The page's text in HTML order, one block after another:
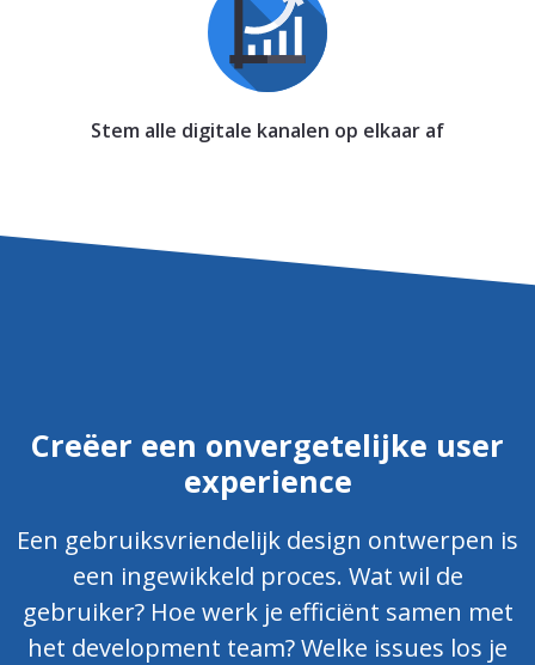
Stem alle digitale kanalen op elkaar af
Creëer een onvergetelijke user
experience
Een gebruiksvriendelijk design ontwerpen is
een ingewikkeld proces. Wat wil de
gebruiker? Hoe werk je efficiënt samen met
het development team? Welke issues los je